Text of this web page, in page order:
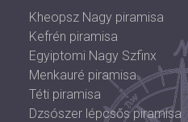
Kheopsz Nagy piramisa
Kefrén piramisa
Egyiptomi Nagy Szfinx
Menkauré piramisa
Téti piramisa
Dzsószer lépcsős piramisa